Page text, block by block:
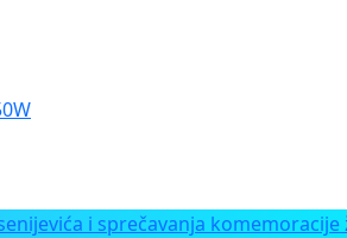
i sprečavanja komemoracije